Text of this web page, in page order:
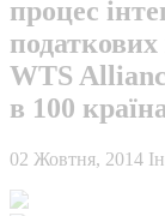
процес
WTS
в 100
02 Жовтня, 2014